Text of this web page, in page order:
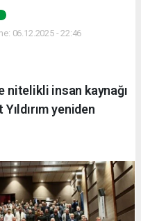
06.12.2025 - 22:46
nitelikli insan kaynağı
yeniden